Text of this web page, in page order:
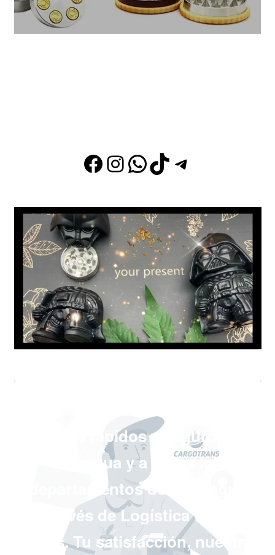
Facebook
Instagram
WhatsApp
TikTokTelegram
"Envíos rápidos y seguros en
Managua y a todos los
departamentos de Nicaragua
a través de Logística Cargo
Trans. Tu satisfacción, nuestra